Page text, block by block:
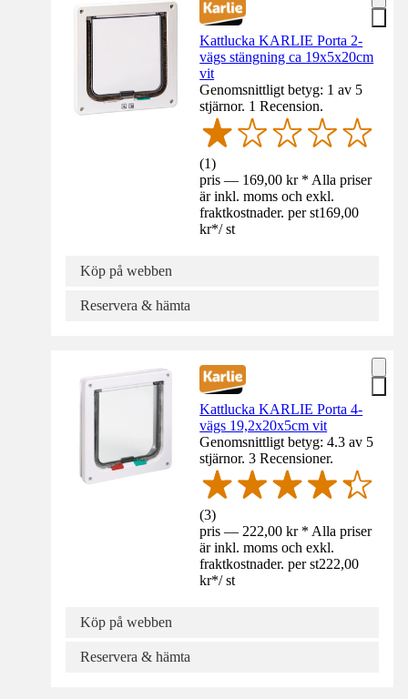
Kattlucka KARLIE Porta 2-
vägs stängning ca 19x5x20cm
vit
Genomsnittligt betyg: 1 av 5
stjärnor. 1 Recension.
(1)
pris — 169,00 kr * Alla priser
är inkl. moms och exkl.
fraktkostnader. per st169,00
kr*/ st
Köp på webben
Reservera & hämta
Kattlucka KARLIE Porta 4-
vägs 19,2x20x5cm vit
Genomsnittligt betyg: 4.3 av 5
stjärnor. 3 Recensioner.
(3)
pris — 222,00 kr * Alla priser
är inkl. moms och exkl.
fraktkostnader. per st222,00
kr*/ st
Köp på webben
Reservera & hämta